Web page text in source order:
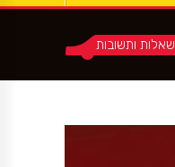
שאלות ותשובות